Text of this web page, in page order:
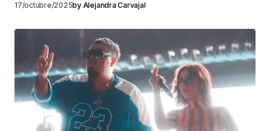
17/octubre/2025by Alejandra Carvajal